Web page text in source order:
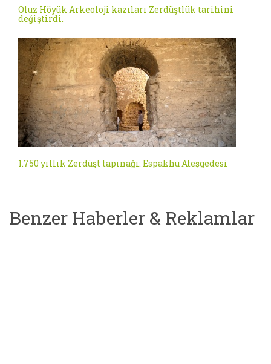
Oluz Höyük Arkeoloji kazıları Zerdüştlük tarihini
değiştirdi.
1.750 yıllık Zerdüşt tapınağı: Espakhu Ateşgedesi
Benzer Haberler & Reklamlar